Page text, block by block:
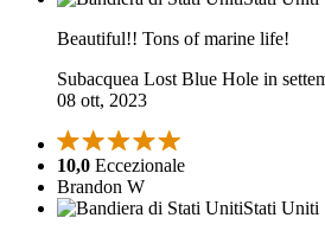
Beautiful!! Tons of marine life!
Subacquea Lost Blue Hole in
08 ott, 2023
10,0 Eccezionale
Brandon W
Stati Uniti